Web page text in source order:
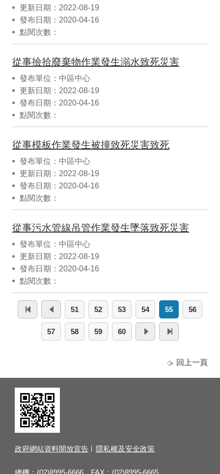
更新日期：2022-08-19
發布日期：2020-04-16
點閱次數：
從事撿拾廢棄物作業發生溺水致死災害
發布單位：中區中心
更新日期：2022-08-19
發布日期：2020-04-16
點閱次數：
從事模板作業發生被撞致死災害致死
發布單位：中區中心
更新日期：2022-08-19
發布日期：2020-04-16
點閱次數：
從事污水管線吊管作業發生墜落致死災害
發布單位：中區中心
更新日期：2022-08-19
發布日期：2020-04-16
點閱次數：
51 52 53 54 55 56
57 58 59 60
回上一頁
政府網站資料開放宣告 隱私權及安全政策
總機：(02)8995-6666 FAX：(02)8995-6665